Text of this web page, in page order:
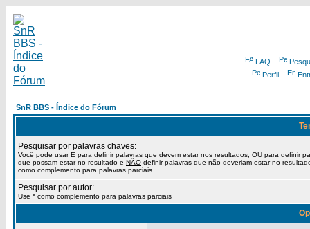
FAQ
Perfil
SnR BBS - Índice do Fórum
Pesquisar por palavras chaves:
Você pode usarE para definir palavras que devem estar nos resultados, OU para definir
que possam estar no resultado e NÃO definir palavras que não deveriam estar no
como complemento para palavras parciais
Pesquisar por autor:
Use * como complemento para palavras parciais